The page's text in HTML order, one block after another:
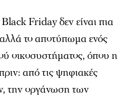
Friday δεν είναι πια
το αποτύπωμα ενός
οικοσυστήματος, όπου η
από τις ψηφιακές
την οργάνωση των